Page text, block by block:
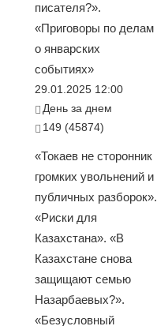
писателя?».
«Приговоры по делам
о январских
событиях»
29.01.2025 12:00
День за днем
149 (45874)
«Токаев не сторонник
громких увольнений и
публичных разборок».
«Риски для
Казахстана». «В
Казахстане снова
защищают семью
Назарбаевых?».
«Безусловный